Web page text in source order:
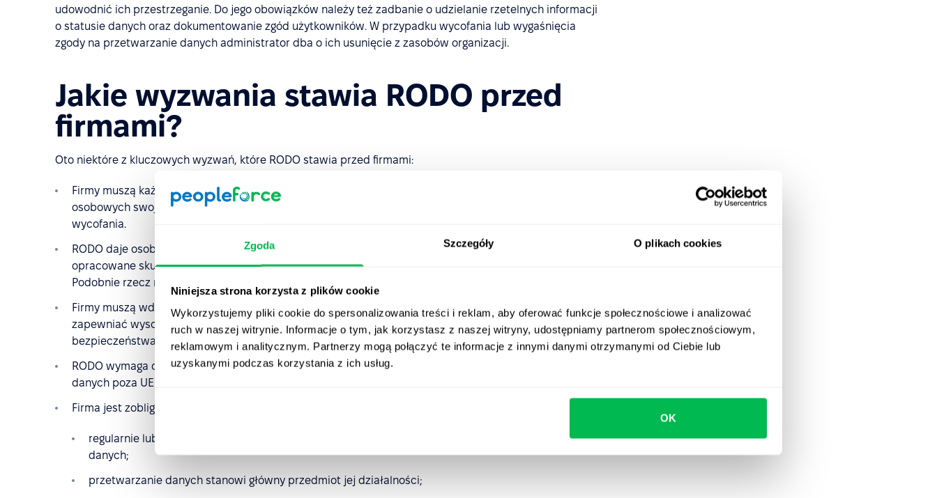
Zgoda Szczegóły O plikach cookies
Niniejsza strona korzysta z plików cookie
Wykorzystujemy pliki cookie do spersonalizowania treści i reklam, aby oferować funkcje społecznościowe i analizować
ruch w naszej witrynie. Informacje o tym, jak korzystasz z naszej witryny, udostępniamy partnerom społecznościowym,
reklamowym i analitycznym. Partnerzy mogą połączyć te informacje z innymi danymi otrzymanymi od Ciebie lub
uzyskanymi podczas korzystania z ich usług.
OK
udowodnić ich przestrzeganie. Do jego obowiązków należy też zadbanie o udzielanie rzetelnych informacji
o statusie danych oraz dokumentowanie zgód użytkowników. W przypadku wycofania lub wygaśnięcia
zgody na przetwarzanie danych administrator dba o ich usunięcie z zasobów organizacji.
Jakie wyzwania stawia RODO przed
firmami?
Oto niektóre z kluczowych wyzwań, które RODO stawia przed firmami:
Firmy muszą każdorazowo uzyskać wyraźną, świadomą i jednoznaczną zgodę na przetwarzanie danych
osobowych swojego klienta, pracownika, kandydata lub użytkownika. Zgoda ta musi być łatwa do
wycofania.
RODO daje osobom możliwość żądania usunięcia ich danych, co oznacza, że firmy powinny posiadać
opracowane skuteczne metody identyfikacji i usuwania danych ze wszystkich swoich systemów.
Podobnie rzecz ma się z prawem do dostępu do danych i ich edycji lub ograniczenia przetwarzania.
Firmy muszą wdrażać środki ochrony danych już na etapie projektowania systemów oraz domyślnie
zapewniać wysoki poziom ochrony, np.: ustalić procedury umożliwiające reagowanie na incydenty
bezpieczeństwa. Za naruszenia przepisów firmom grożą znaczące kary.
RODO wymaga od firm zapewnienia odpowiedniego poziomu ochrony danych przy przekazywaniu
danych poza UE.
Firma jest zobligowana do mianowania Inspektorów Ochrony Danych, jeśli:
regularnie lub systematycznie monitoruje osoby fizyczne, bądź przetwarza szczególne kategorie
danych;
przetwarzanie danych stanowi główny przedmiot jej działalności;